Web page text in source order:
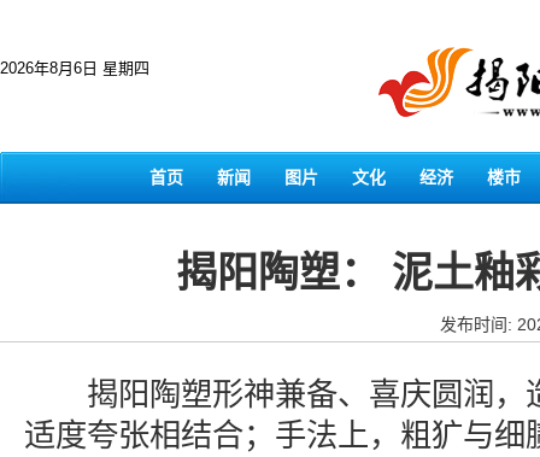
2026年8月6日 星期四
首页 新闻 图片 文化 经济 楼市
揭阳陶塑： 泥土釉
发布时间:
揭阳陶塑形神兼备、喜庆圆润，
适度夸张相结合；手法上，粗犷与细